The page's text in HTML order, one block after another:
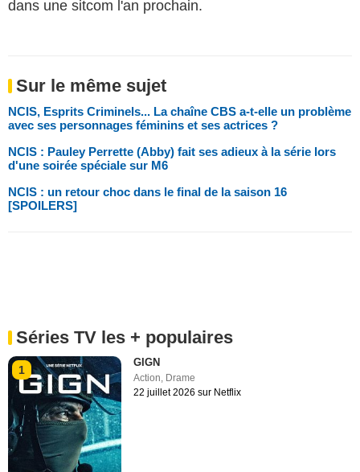
dans une sitcom l'an prochain.
Sur le même sujet
NCIS, Esprits Criminels... La chaîne CBS a-t-elle un problème
avec ses personnages féminins et ses actrices ?
NCIS : Pauley Perrette (Abby) fait ses adieux à la série lors
d'une soirée spéciale sur M6
NCIS : un retour choc dans le final de la saison 16
[SPOILERS]
Séries TV les + populaires
1
GIGN
Action, Drame
22 juillet 2026 sur Netflix